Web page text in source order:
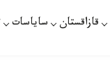
قازاقستان ساياسات